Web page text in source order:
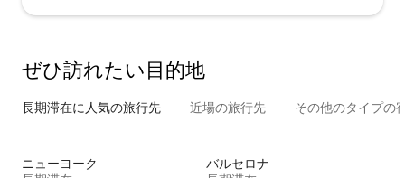
ぜひ訪⁠れ⁠た⁠い目⁠的⁠地
長期滞在に人気の旅行先 近場の旅行先 その他のタ⁠イ⁠プ⁠の
ニューヨーク
バルセロナ